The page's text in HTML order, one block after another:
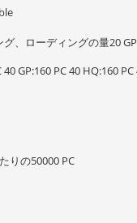
グ、ローディングの量20
りの50000 PC